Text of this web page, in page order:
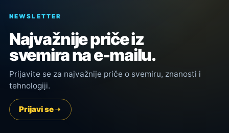
NEWSLETTER
Najvažnije priče iz
svemira na e-mailu.
Prijavite se za najvažnije priče o svemiru, znanosti i
tehnologiji.
Prijavi se